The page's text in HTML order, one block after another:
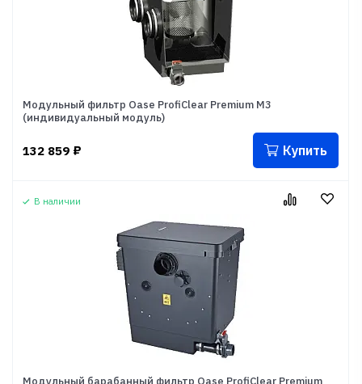
Модульный фильтр Oase ProfiClear Premium M3
(индивидуальный модуль)
132 859 ₽ Купить
В наличии
Модульный барабанный фильтр Oase ProfiClear Premium